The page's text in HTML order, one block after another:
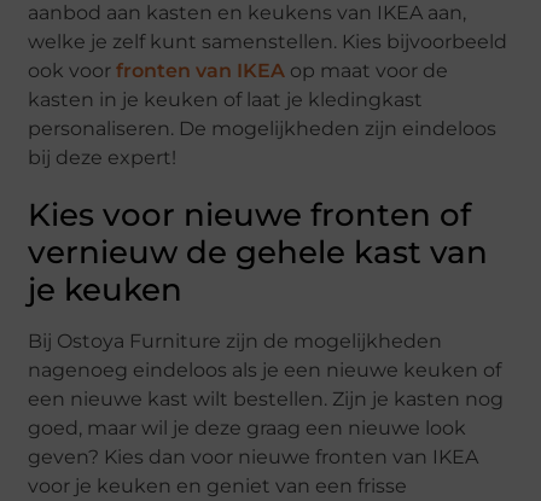
aanbod aan kasten en keukens van IKEA aan,
welke je zelf kunt samenstellen. Kies bijvoorbeeld
ook voorfronten van IKEA op maat voor de
kasten in je keuken of laat je kledingkast
personaliseren. De mogelijkheden zijn eindeloos
bij deze expert!
Kies voor nieuwe fronten of
vernieuw de gehele kast van
je keuken
Bij Ostoya Furniture zijn de mogelijkheden
nagenoeg eindeloos als je een nieuwe keuken of
een nieuwe kast wilt bestellen. Zijn je kasten nog
goed, maar wil je deze graag een nieuwe look
geven? Kies dan voor nieuwe fronten van IKEA
voor je keuken en geniet van een frisse